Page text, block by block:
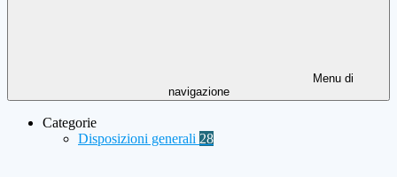
Menu di
navigazione
Categorie
Disposizioni generali 28